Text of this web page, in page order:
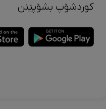
کوردشۆپ بشۆپێنن